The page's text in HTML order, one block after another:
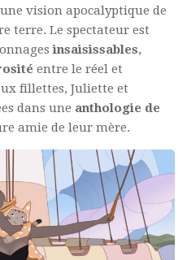
vision apocalyptique de
terre. Le spectateur est
insaisissables,
entre le réel et
fillettes, Juliette et
dans une anthologie de
amie de leur mère.